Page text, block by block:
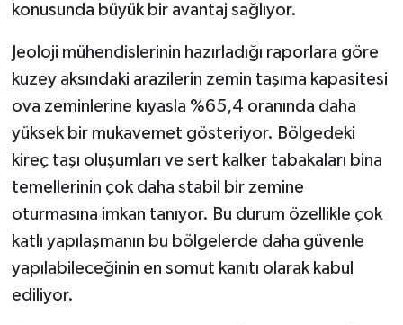
konusunda büyük bir avantaj sağlıyor.
Jeoloji mühendislerinin hazırladığı raporlara göre
kuzey aksındaki arazilerin zemin taşıma kapasitesi
ova zeminlerine kıyasla %65,4 oranında daha
yüksek bir mukavemet gösteriyor. Bölgedeki
kireç taşı oluşumları ve sert kalker tabakaları bina
temellerinin çok daha stabil bir zemine
oturmasına imkan tanıyor. Bu durum özellikle çok
katlı yapılaşmanın bu bölgelerde daha güvenle
yapılabileceğinin en somut kanıtı olarak kabul
ediliyor.